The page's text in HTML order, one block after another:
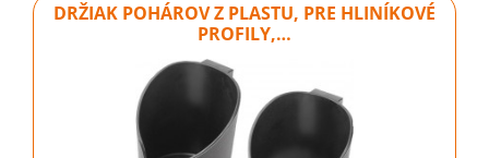
DRŽIAK POHÁROV Z PLASTU, PRE HLINÍKOVÉ
PROFILY,…